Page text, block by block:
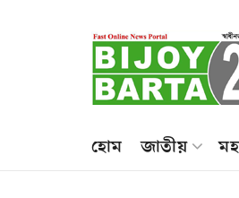
হোম জাতীয়